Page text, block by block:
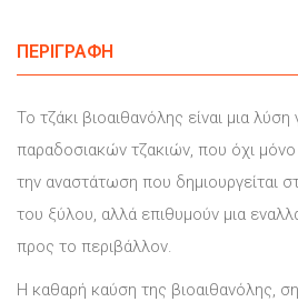
ΠΕΡΙΓΡΑΦΉ
Το τζάκι βιοαιθανόλης είναι μια
παραδοσιακών τζακιών, που όχι
την αναστάτωση που δημιουργείται
του ξύλου, αλλά επιθυμούν μια
προς το περιβάλλον.
Η καθαρή καύση της βιοαιθανόλης,